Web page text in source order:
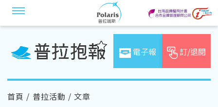
電子報 訂/退閱
首頁 / 普拉活動 / 文章